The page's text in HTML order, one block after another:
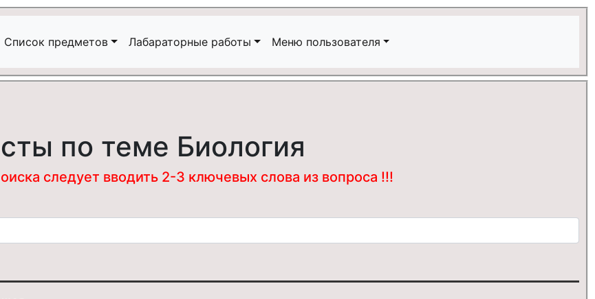
Список предметов Лабараторные работы Меню пользователя
по теме Биология
следует вводить 2-3 ключевых слова из вопроса !!!